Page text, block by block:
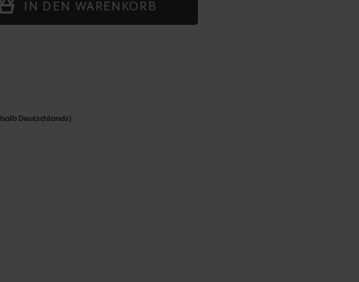
IN DEN WARENKORB
Deutschlands)